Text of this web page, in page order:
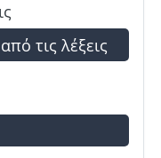
από τις λέξεις